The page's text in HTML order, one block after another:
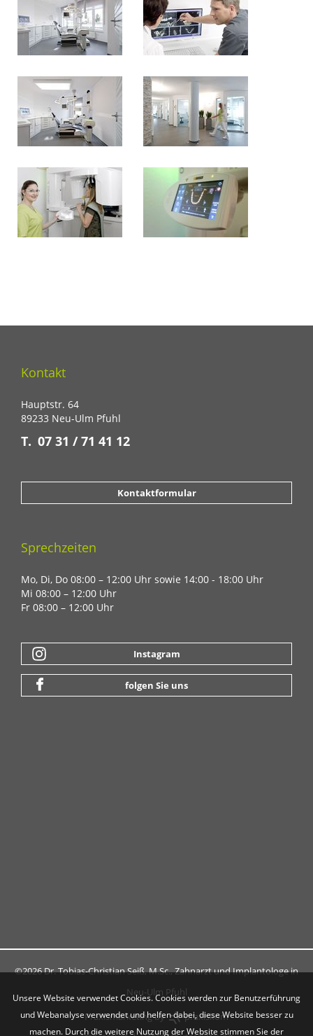
Unsere Website verwendet Cookies. Cookies werden zur Benutzerführung
und Webanalyse verwendet und helfen dabei, diese Website besser zu
machen. Durch die weitere Nutzung der Website stimmen Sie der
Kontakt
Hauptstr. 64
89233 Neu-Ulm Pfuhl
07 31 / 71 41 12
Kontaktformular
Sprechzeiten
Mo, Di, Do 08:00 – 12:00 Uhr sowie 14:00 - 18:00 Uhr
Mi 08:00 – 12:00 Uhr
Fr 08:00 – 12:00 Uhr
Instagram
folgen Sie uns
©2026 Dr. Tobias-Christian Seiß, M.Sc., Zahnarzt und Implantologe in
Neu-Ulm Pfuhl
Praxismarketing by
praxiskom